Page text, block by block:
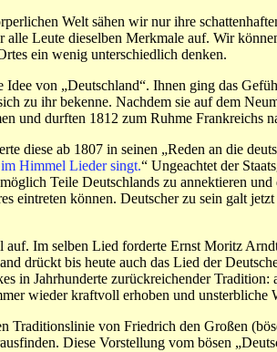
Welt sähen wir nur ihre
Leute dieselben Merkmale auf. Wir
ein wenig unterschiedlich denken.
von „Deutschland“. Ihnen ging das
zu ihr bekenne. Nachdem sie auf dem
und durften 1812 zum Ruhme Frankreichs
diese ab 1807 in seinen „Reden an die
Himmel Lieder singt.“ Ungeachtet der
Teile Deutschlands zu annektieren
eintreten können. Deutscher zu sein galt
auf. Im selben Lied forderte Ernst Moritz
drückt bis heute auch das Lied der
in Jahrhunderte zurückreichender
wieder kraftvoll erhoben und unsterbliche
von Friedrich den Großen
Diese Vorstellung vom bösen